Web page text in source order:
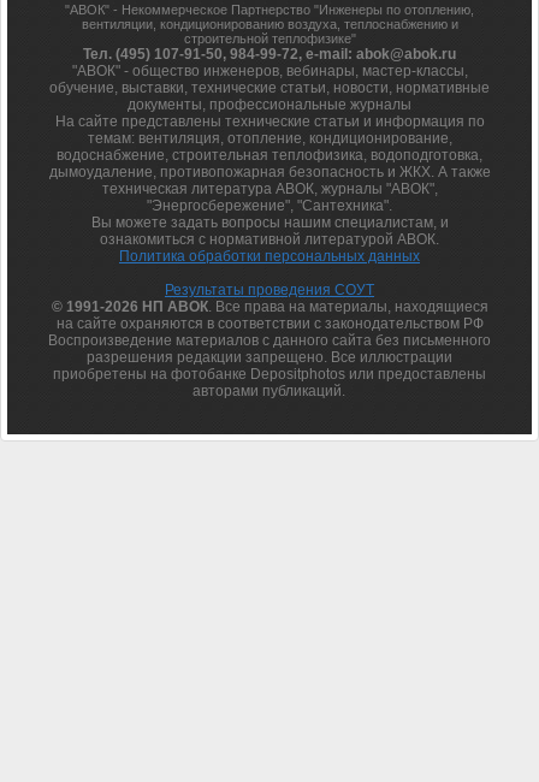
"АВОК" - Некоммерческое Партнерство "Инженеры по отоплению,
вентиляции, кондиционированию воздуха, теплоснабжению и
строительной теплофизике"
Тел. (495) 107-91-50, 984-99-72, e-mail: abok@abok.ru
"АВОК" - общество инженеров, вебинары, мастер-классы,
обучение, выставки, технические статьи, новости, нормативные
документы, профессиональные журналы
На сайте представлены технические статьи и информация по
темам: вентиляция, отопление, кондиционирование,
водоснабжение, строительная теплофизика, водоподготовка,
дымоудаление, противопожарная безопасность и ЖКХ. А также
техническая литература АВОК, журналы "АВОК",
"Энергосбережение", "Сантехника".
Вы можете задать вопросы нашим специалистам, и
ознакомиться с нормативной литературой АВОК.
Политика обработки персональных данных
Результаты проведения СОУТ
© 1991-2026 НП АВОК. Все права на материалы, находящиеся
на сайте охраняются в соответствии с законодательством РФ
Воспроизведение материалов с данного сайта без письменного
разрешения редакции запрещено. Все иллюстрации
приобретены на фотобанке Depositphotos или предоставлены
авторами публикаций.